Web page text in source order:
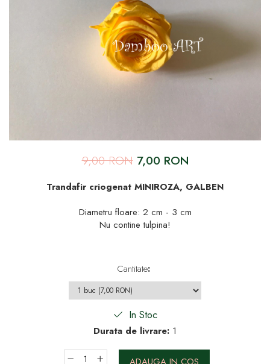
9,00 RON 7,00 RON
Trandafir criogenat MINIROZA, GALBEN
Diametru floare: 2 cm - 3 cm
Nu contine tulpina!
Cantitate:
In Stoc
Durata de livrare: 1
ADAUGA IN COS